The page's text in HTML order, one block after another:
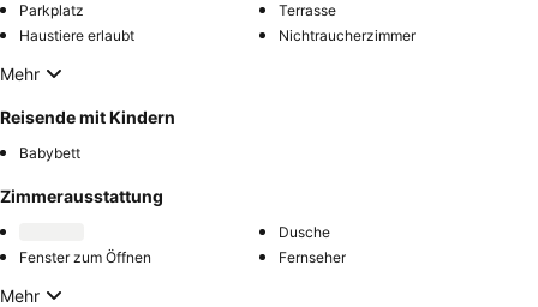
Parkplatz
Terrasse
Haustiere erlaubt
Nichtraucherzimmer
Mehr
Reisende mit Kindern
Babybett
Zimmerausstattung
Dusche
Fenster zum Öffnen
Fernseher
Mehr